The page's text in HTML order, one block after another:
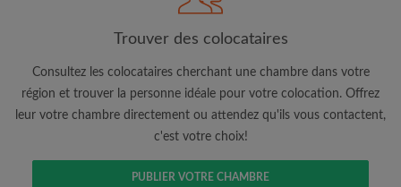
CRÉER PROFIL
Je souhaite recevoir des offres exclusives et des mises à
jour du compte par e-mail
Trouver des colocataires
Consultez les colocataires cherchant une chambre dans votre
région et trouver la personne idéale pour votre colocation. Offrez
leur votre chambre directement ou attendez qu'ils vous contactent,
c'est votre choix!
PUBLIER VOTRE CHAMBRE